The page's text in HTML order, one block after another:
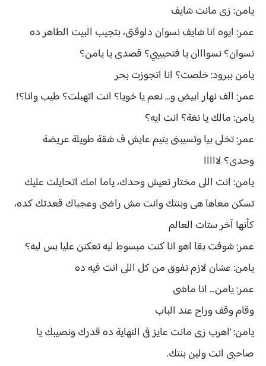
يامن: زى مانت شايف
عمر: ايوه انا شايف نسوان دلوقتى، بتجيب البيت الطاهر ده
نسوان؟ نسوااان يا فتحيييي؟ قصدى يا يامن؟
يامن ببرود: خلصت؟ انا اتجوزت بحر
عمر: الف نهار ابيض و... نعم يا خويا؟ انت اتهبلت؟ طيب وانا؟!
يامن: مالك يا نغة؟ انت ايه؟
عمر: تخلى بيا وتسيبنى يتيم عايش ف شقة طويلة عريضة
وحدى؟ لااااا
يامن: انت اللى مختار تعيش وحدك، ياما امك اتحايلت عليك
تسكن معاها هى وبنتك وانت مش راضى وعجباك قعدتك كده،
كأنها آخر ستات العالم
عمر: شوفت بقا اهو انا كنت مبسوط ليه تعكنن عليا بس ليه؟
يامن: عشان لازم تفوق من كل اللى انت فيه ده
عمر: يامن... انا ماشى
وقام وقف وراح عند الباب
يامن: 'اهرب زى مانت عايز فى النهاية ده قدرك ونصيبك يا
صاحبى انت ولين بنتك.